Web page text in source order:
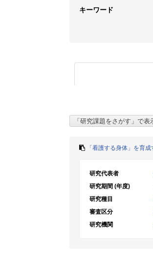
キーワード
「看護する身体」を育
研究代表者
研究期間 (年度)
研究種目
審査区分
研究機関